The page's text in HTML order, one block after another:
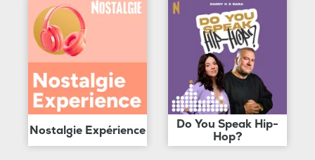
Nostalgie Expérience
Do You Speak Hip-
Hop?